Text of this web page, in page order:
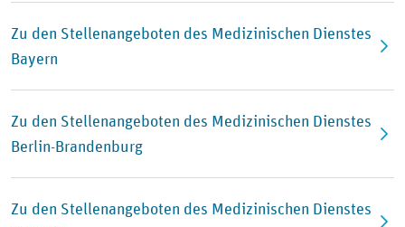
Zu den Stellenangeboten des Medizinischen Dienstes
Bayern
Zu den Stellenangeboten des Medizinischen Dienstes
Berlin-Brandenburg
Zu den Stellenangeboten des Medizinischen Dienstes